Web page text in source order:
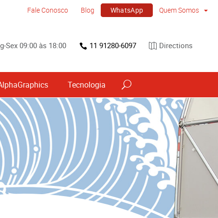
Fale Conosco Blog WhatsApp Quem Somos
Sex 09:00 às 18:00 11 91280-6097 Directions
Tecnologia